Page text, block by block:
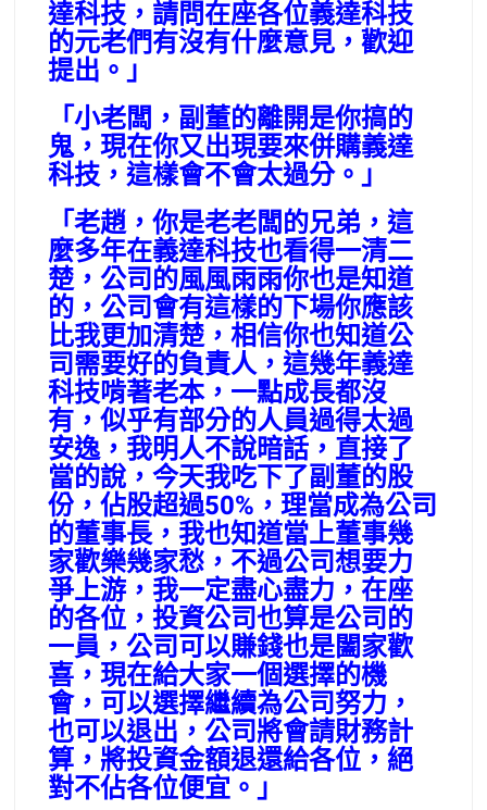
達科技，請問在座各位義達科技
的元老們有沒有什麼意見，歡迎
提出。」
「小老闆，副董的離開是你搞的
鬼，現在你又出現要來併購義達
科技，這樣會不會太過分。」
「老趙，你是老老闆的兄弟，這
麼多年在義達科技也看得一清二
楚，公司的風風雨雨你也是知道
的，公司會有這樣的下場你應該
比我更加清楚，相信你也知道公
司需要好的負責人，這幾年義達
科技啃著老本，一點成長都沒
有，似乎有部分的人員過得太過
安逸，我明人不說暗話，直接了
當的說，今天我吃下了副董的股
份，佔股超過50%，理當成為公司
的董事長，我也知道當上董事幾
家歡樂幾家愁，不過公司想要力
爭上游，我一定盡心盡力，在座
的各位，投資公司也算是公司的
一員，公司可以賺錢也是闔家歡
喜，現在給大家一個選擇的機
會，可以選擇繼續為公司努力，
也可以退出，公司將會請財務計
算，將投資金額退還給各位，絕
對不佔各位便宜。」